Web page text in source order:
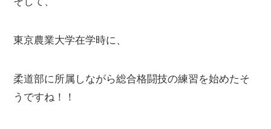
東京農業大学在学時に、
柔道部に所属しながら総合格闘技の練習を始めたそ
うですね！！